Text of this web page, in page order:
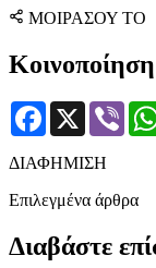
ΜΟΙΡΑΣΟΥ ΤΟ
Facebook
X
ΔΙΑΦΗΜΙΣΗ
Επιλεγμένα άρθρα
Διαβάστε